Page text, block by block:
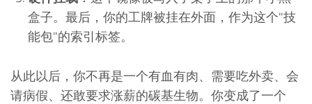
盒子。最后，你的工牌被挂在外面，作为这个"技
能包"的索引标签。
从此以后，你不再是一个有血有肉、需要吃外卖、会
请病假、还敢要求涨薪的碳基生物。你变成了一个